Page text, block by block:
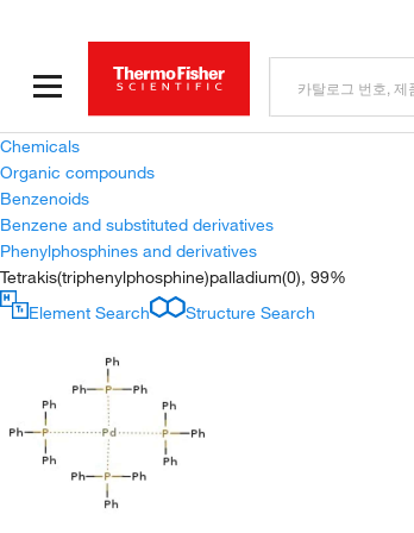
Chemicals
Organic compounds
Benzenoids
Benzene and substituted derivatives
Phenylphosphines and derivatives
Tetrakis(triphenylphosphine)palladium(0), 99%
Element Search
Structure Search